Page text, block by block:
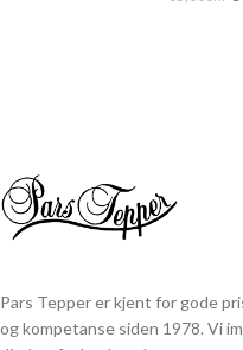
Pars Tepper er kjent for gode
og kompetanse siden 1978. Vi